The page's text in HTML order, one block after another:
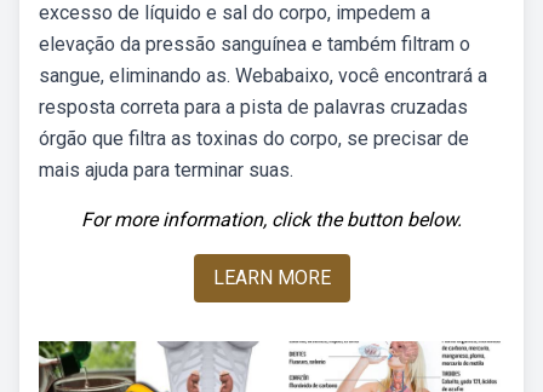
excesso de líquido e sal do corpo, impedem a
elevação da pressão sanguínea e também filtram o
sangue, eliminando as. Webabaixo, você encontrará a
resposta correta para a pista de palavras cruzadas
órgão que filtra as toxinas do corpo, se precisar de
mais ajuda para terminar suas.
For more information, click the button below.
LEARN MORE